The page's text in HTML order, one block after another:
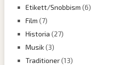
Etikett/Snobbism (6)
Film (7)
Historia (27)
Musik(3)
Traditioner(13)